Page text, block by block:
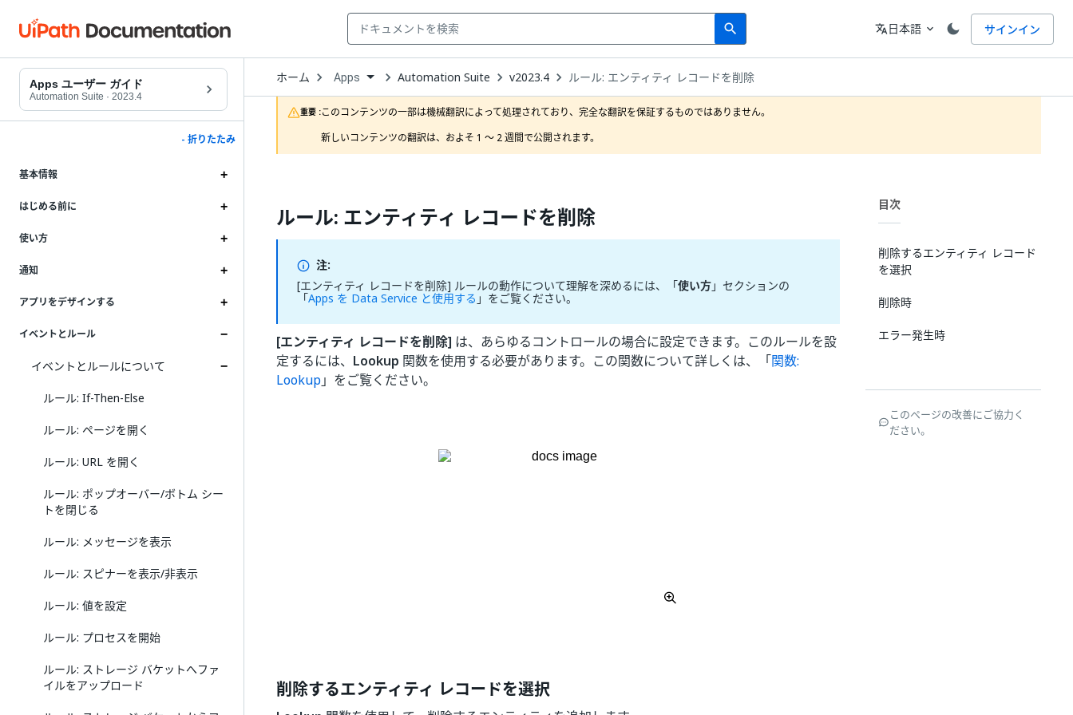
search
Search 言語
translate日本語 expand_more サインイン
Apps ユーザー ガイド
Automation Suite · 2023.4
- 折りたたみ
基本情報
はじめる前に
使い方
通知
アプリをデザインする
イベントとルール
イベントとルールについて
ルール: If-Then-Else
ルール: ページを開く
ルール: URL を開く
ルール: ポップオーバー/ボトム シー
トを閉じる
ルール: メッセージを表示
ルール: スピナーを表示/非表示
ルール: 値を設定
ルール: プロセスを開始
ルール: ストレージ バケットへファ
イルをアップロード
ホーム Open
Dropdown
to
choose
product
Apps Automation Suite v2023.4 ルール: エンティティ レコードを削除
重要 :このコンテンツの一部は機械翻訳によって処理されており、完全な翻訳を保証するものではありません。
新しいコンテンツの翻訳は、およそ 1 ～ 2 週間で公開されます。
ルール: エンティティ レコードを削除
注:
[エンティティ レコードを削除] ルールの動作について理解を深めるには、「使い方」セクションの
「Apps を Data Service と使用する 」をご覧ください。
[エンティティ レコードを削除] は、あらゆるコントロールの場合に設定できます。このルールを設
定するには、 Lookup 関数を使用する必要があります。この関数について詳しくは、「関数:
Lookup」をご覧ください。
削除するエンティティ レコードを選択
目次
削除するエンティティ レコード
を選択
削除時
エラー発生時
このページの改善にご協力く
ださい。